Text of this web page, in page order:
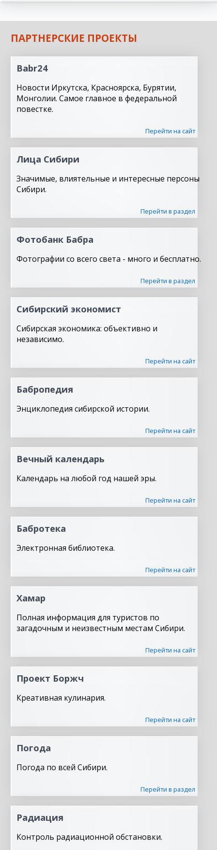
ПАРТНЕРСКИЕ ПРОЕКТЫ
Babr24
Новости Иркутска, Красноярска, Бурятии,
Монголии. Самое главное в федеральной
повестке.
Перейти на сайт
Лица Сибири
Значимые, влиятельные и интересные персоны
Сибири.
Перейти в раздел
Фотобанк Бабра
Фотографии со всего света - много и бесплатно.
Перейти в раздел
Сибирский экономист
Сибирская экономика: объективно и
независимо.
Перейти на сайт
Бабропедия
Энциклопедия сибирской истории.
Перейти на сайт
Вечный календарь
Календарь на любой год нашей эры.
Перейти на сайт
Бабротека
Электронная библиотека.
Перейти на сайт
Хамар
Полная информация для туристов по
загадочным и неизвестным местам Сибири.
Перейти на сайт
Проект Боржч
Креативная кулинария.
Перейти на сайт
Погода
Погода по всей Сибири.
Перейти в раздел
Радиация
Контроль радиационной обстановки.